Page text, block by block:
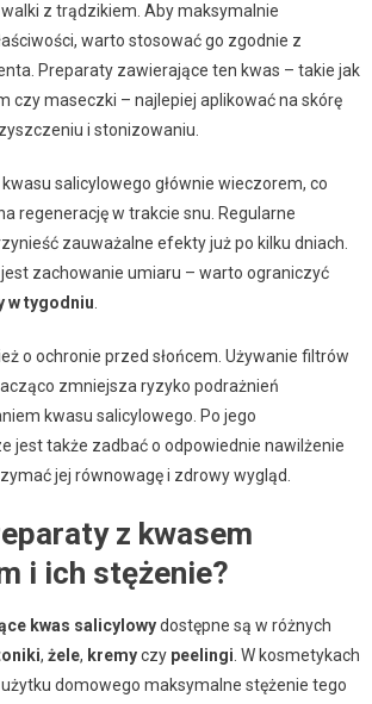
z trądzikiem. Aby maksymalnie
warto stosować go zgodnie z
Preparaty zawierające ten kwas – takie jak
czy maseczki – najlepiej aplikować na skórę
i stonizowaniu.
salicylowego głównie wieczorem, co
regenerację w trakcie snu. Regularne
zauważalne efekty już po kilku dniach.
zachowanie umiaru – warto ograniczyć
w tygodniu.
o ochronie przed słońcem. Używanie filtrów
zmniejsza ryzyko podrażnień
kwasu salicylowego. Po jego
jest także zadbać o odpowiednie nawilżenie
jej równowagę i zdrowy wygląd.
z kwasem
i ich stężenie?
kwas salicylowydostępne są w różnych
, żele, kremyczy peelingi. W kosmetykach
domowego maksymalne stężenie tego